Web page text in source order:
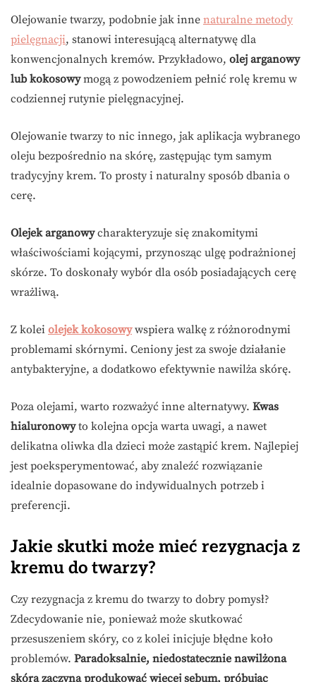
Olejowanie twarzy, podobnie jak inne naturalne metody
pielęgnacji, stanowi interesującą alternatywę dla
konwencjonalnych kremów. Przykładowo, olej arganowy
lub kokosowymogą z powodzeniem pełnić rolę kremu w
codziennej rutynie pielęgnacyjnej.
Olejowanie twarzy to nic innego, jak aplikacja wybranego
oleju bezpośrednio na skórę, zastępując tym samym
tradycyjny krem. To prosty i naturalny sposób dbania o
cerę.
Olejek arganowycharakteryzuje się znakomitymi
właściwościami kojącymi, przynosząc ulgę podrażnionej
skórze. To doskonały wybór dla osób posiadających cerę
wrażliwą.
Z kolei olejek kokosowywspiera walkę z różnorodnymi
problemami skórnymi. Ceniony jest za swoje działanie
antybakteryjne, a dodatkowo efektywnie nawilża skórę.
Poza olejami, warto rozważyć inne alternatywy. Kwas
hialuronowyto kolejna opcja warta uwagi, a nawet
delikatna oliwka dla dzieci może zastąpić krem. Najlepiej
jest poeksperymentować, aby znaleźć rozwiązanie
idealnie dopasowane do indywidualnych potrzeb i
preferencji.
Jakie skutki może mieć rezygnacja z
kremu do twarzy?
Czy rezygnacja z kremu do twarzy to dobry pomysł?
Zdecydowanie nie, ponieważ może skutkować
przesuszeniem skóry, co z kolei inicjuje błędne koło
problemów. Paradoksalnie, niedostatecznie nawilżona
skóra zaczyna produkować więcej sebum, próbując